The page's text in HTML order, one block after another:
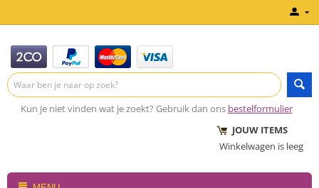
Kun je niet vinden wat je zoekt? Gebruik dan ons bestelformulier
JOUW ITEMS
Winkelwagen is leeg